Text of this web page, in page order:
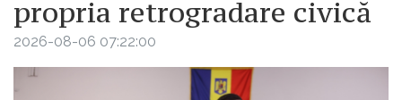
propria retrogradare civică
2026-08-06 07:22:00